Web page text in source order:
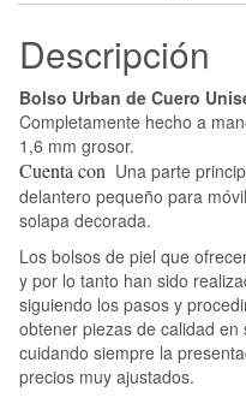
Descripción
Bolso Urban de Cuero
Completamente hecho a
1,6 mm grosor.
Cuenta con Una parte
delantero pequeño para
solapa decorada.
Los bolsos de piel que
y por lo tanto han sido
siguiendo los pasos y
obtener piezas de calidad
cuidando siempre la
precios muy ajustados.